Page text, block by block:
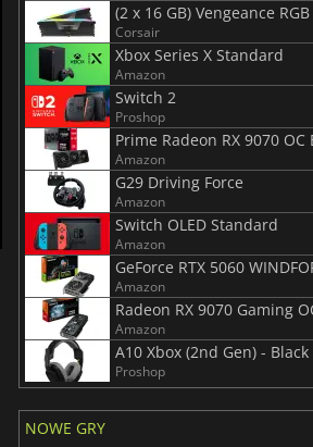
Corsair
Xbox Series X Standard
Amazon
Switch 2
Proshop
Amazon
G29 Driving Force
Amazon
Switch OLED Standard
Amazon
Amazon
Amazon
A10 Xbox (2nd Gen) - Black
Proshop
NOWE GRY